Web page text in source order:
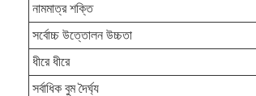
নামমাত্র শক্তি
সর্বোচ্চ উত্তোলন উচ্চতা
ধীরে ধীরে
সর্বাধিক বুম দৈর্ঘ্য